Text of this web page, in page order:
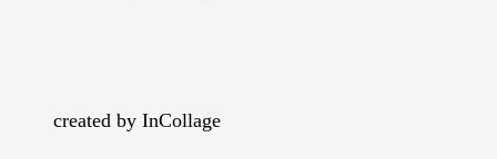
created by InCollage